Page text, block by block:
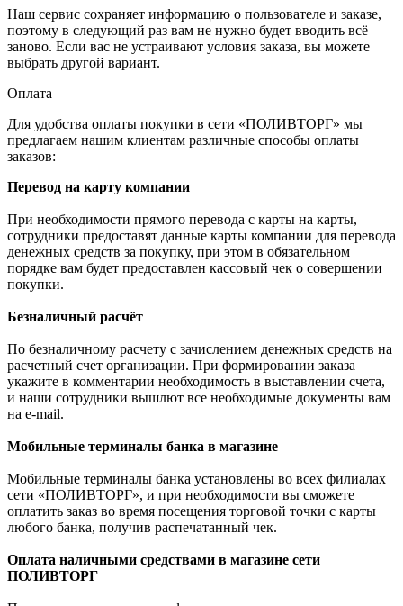
Наш сервис сохраняет информацию о пользователе и заказе,
поэтому в следующий раз вам не нужно будет вводить всё
заново. Если вас не устраивают условия заказа, вы можете
выбрать другой вариант.
Оплата
Для удобства оплаты покупки в сети «ПОЛИВТОРГ» мы
предлагаем нашим клиентам различные способы оплаты
заказов:
Перевод на карту компании
При необходимости прямого перевода с карты на карты,
сотрудники предоставят данные карты компании для перевода
денежных средств за покупку, при этом в обязательном
порядке вам будет предоставлен кассовый чек о совершении
покупки.
Безналичный расчёт
По безналичному расчету с зачислением денежных средств на
расчетный счет организации. При формировании заказа
укажите в комментарии необходимость в выставлении счета,
и наши сотрудники вышлют все необходимые документы вам
на e-mail.
Мобильные терминалы банка в магазине
Мобильные терминалы банка установлены во всех филиалах
сети «ПОЛИВТОРГ», и при необходимости вы сможете
оплатить заказ во время посещения торговой точки с карты
любого банка, получив распечатанный чек.
Оплата наличными средствами в магазине сети
ПОЛИВТОРГ